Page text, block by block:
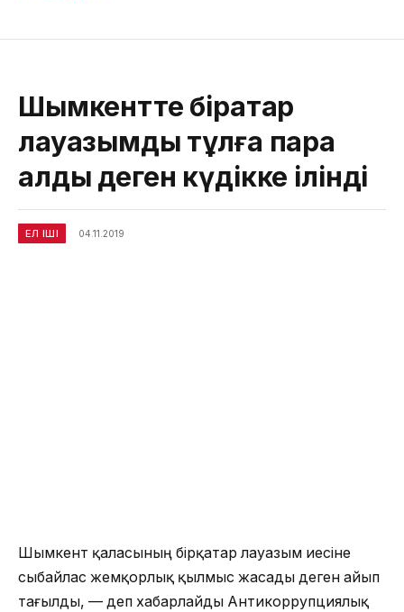
Шымкентте бірқатар
лауазымды тұлға пара
алды деген күдікке ілінді
ЕЛ ІШІ 04.11.2019
Шымкент қаласының бірқатар лауазым иесіне
сыбайлас жемқорлық қылмыс жасады деген айып
тағылды, — деп хабарлайды Антикоррупциялық